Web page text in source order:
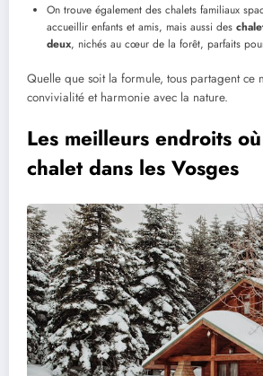
On trouve également des chalets familiaux
accueillir enfants et amis, mais aussi des
deux, nichés au cœur de la forêt, parfaits
Quelle que soit la formule, tous partagent ce
convivialité et harmonie avec la nature.
Les meilleurs endroits
chalet dans les Vosges